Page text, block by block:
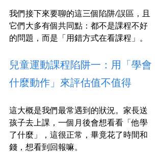
我們接下來要聊的這三個陷阱/誤區，且
它們大多有個共同點：都不是課程不好
的問題，而是「用錯方式在看課程」。
兒童運動課程陷阱一：用「學會
什麼動作」來評估值不值得
這大概是我們最常遇到的狀況。家長送
孩子去上課，一個月後會想看看「他學
了什麼」，這很正常，畢竟花了時間和
錢，想看到回報嘛。